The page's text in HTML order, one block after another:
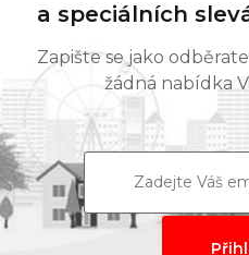
a speciálních
Zapište se jako
žádná nabídka